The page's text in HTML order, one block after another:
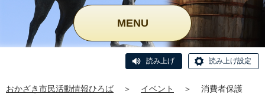
MENU
読み上げ 読み上げ設定
おかざき市民活動情報ひろば ＞ イベント ＞ 消費者保護